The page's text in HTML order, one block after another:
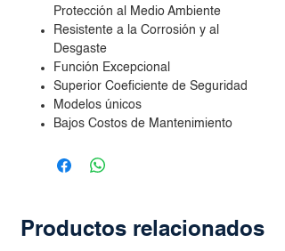
Protección al Medio Ambiente
Resistente a la Corrosión y al
Desgaste
Función Excepcional
Superior Coeficiente de Seguridad
Modelos únicos
Bajos Costos de Mantenimiento
Productos relacionados